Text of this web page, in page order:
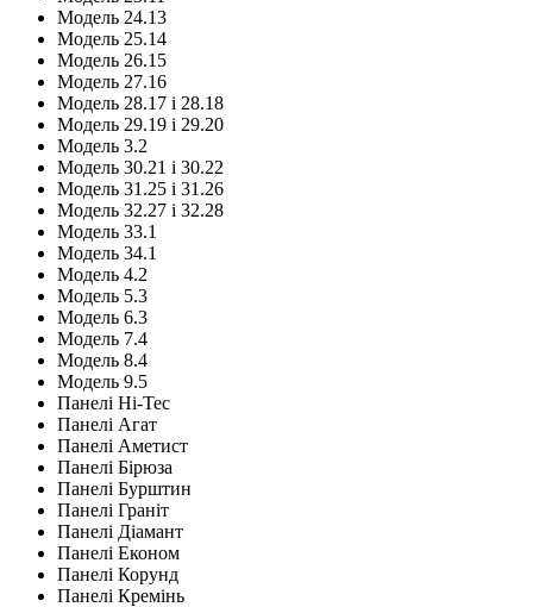
Модель 24.13
Модель 25.14
Модель 26.15
Модель 27.16
Модель 28.17 і 28.18
Модель 29.19 і 29.20
Модель 3.2
Модель 30.21 і 30.22
Модель 31.25 і 31.26
Модель 32.27 і 32.28
Модель 33.1
Модель 34.1
Модель 4.2
Модель 5.3
Модель 6.3
Модель 7.4
Модель 8.4
Модель 9.5
Панелі Hi-Tec
Панелі Агат
Панелі Аметист
Панелі Бірюза
Панелі Бурштин
Панелі Граніт
Панелі Діамант
Панелі Економ
Панелі Корунд
Панелі Кремінь